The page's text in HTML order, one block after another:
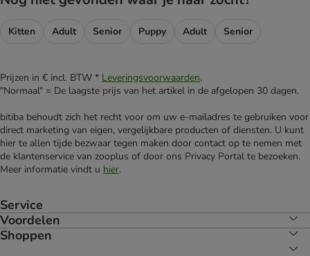
Kitten Adult Senior Puppy Adult Senior
Prijzen in € incl. BTW * Leveringsvoorwaarden.
"Normaal" = De laagste prijs van het artikel in de afgelopen 30 dagen.
bitiba behoudt zich het recht voor om uw e-mailadres te gebruiken voor
direct marketing van eigen, vergelijkbare producten of diensten. U kunt
hier te allen tijde bezwaar tegen maken door contact op te nemen met
de klantenservice van zooplus of door ons Privacy Portal te bezoeken.
Meer informatie vindt u hier.
Service
Voordelen
Shoppen